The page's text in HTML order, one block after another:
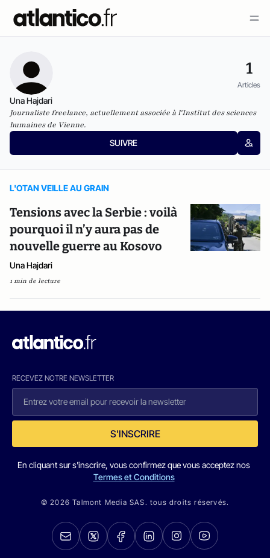
1
Articles
Una Hajdari
Journaliste freelance, actuellement associée à l'Institut des sciences
humaines de Vienne.
SUIVRE
L'OTAN VEILLE AU GRAIN
Tensions avec la Serbie : voilà
pourquoi il n’y aura pas de
nouvelle guerre au Kosovo
Una Hajdari
1 min de lecture
RECEVEZ NOTRE NEWSLETTER
S'INSCRIRE
En cliquant sur s'inscrire, vous confirmez que vous acceptez nos
Termes et Conditions
© 2026 Talmont Media SAS. tous droits réservés.